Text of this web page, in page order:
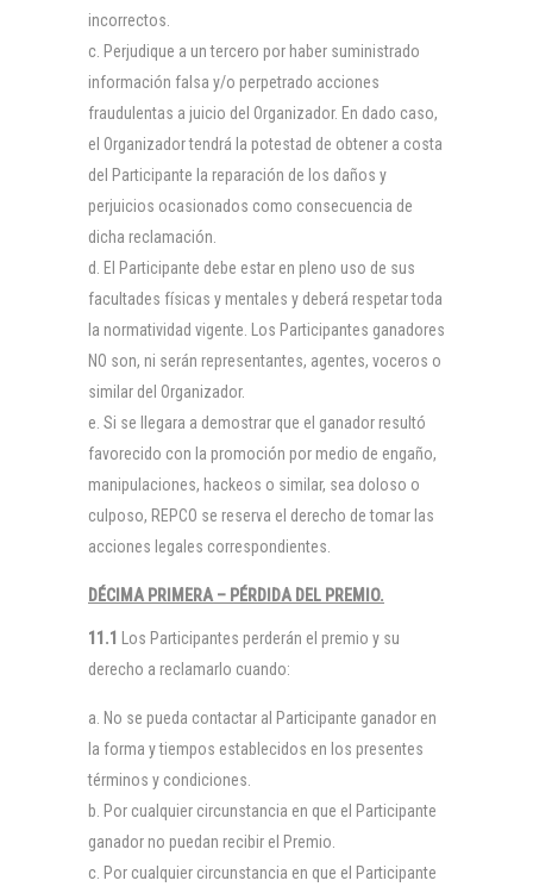
incorrectos.
Perjudique a un tercero por haber suministrado
información falsa y/o perpetrado acciones
fraudulentas a juicio del Organizador. En dado caso,
el Organizador tendrá la potestad de obtener a costa
del Participante la reparación de los daños y
perjuicios ocasionados como consecuencia de
dicha reclamación.
El Participante debe estar en pleno uso de sus
facultades físicas y mentales y deberá respetar toda
la normatividad vigente. Los Participantes ganadores
NO son, ni serán representantes, agentes, voceros o
similar del Organizador.
Si se llegara a demostrar que el ganador resultó
favorecido con la promoción por medio de engaño,
manipulaciones, hackeos o similar, sea doloso o
culposo, REPCO se reserva el derecho de tomar las
acciones legales correspondientes.
DÉCIMA PRIMERA – PÉRDIDA DEL PREMIO.
11.1
Los Participantes perderán el premio y su
derecho a reclamarlo cuando:
No se pueda contactar al Participante ganador en
la forma y tiempos establecidos en los presentes
términos y condiciones.
Por cualquier circunstancia en que el Participante
ganador no puedan recibir el Premio.
Por cualquier circunstancia en que el Participante